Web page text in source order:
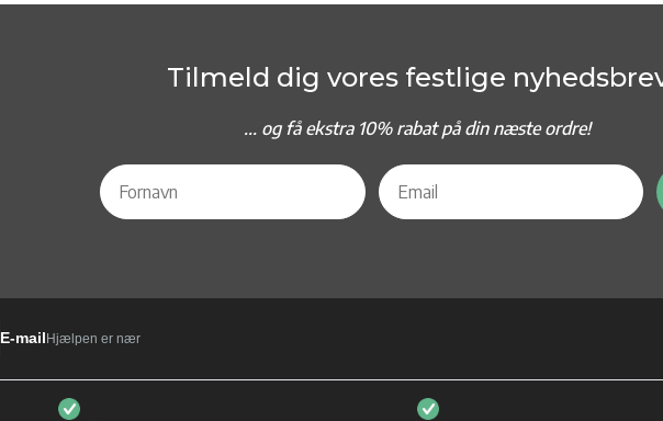
Tilmeld dig vores festlige
... og få ekstra 10% rabat på din næste ordre!
E-mailHjælpen er nær